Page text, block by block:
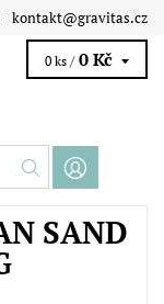
kontakt@gravitas.cz
0 ks / 0 Kč
SAND